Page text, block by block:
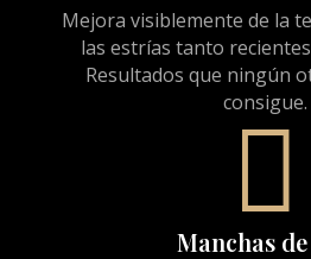
Mejora visiblemente de la
las estrías tanto
Resultados que ningún
consigue.

Manchas